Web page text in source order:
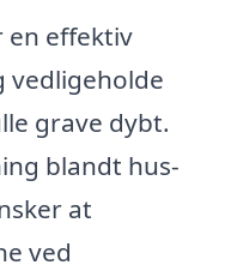
en effektiv
vedligeholde
grave dybt.
blandt hus-
at
ved